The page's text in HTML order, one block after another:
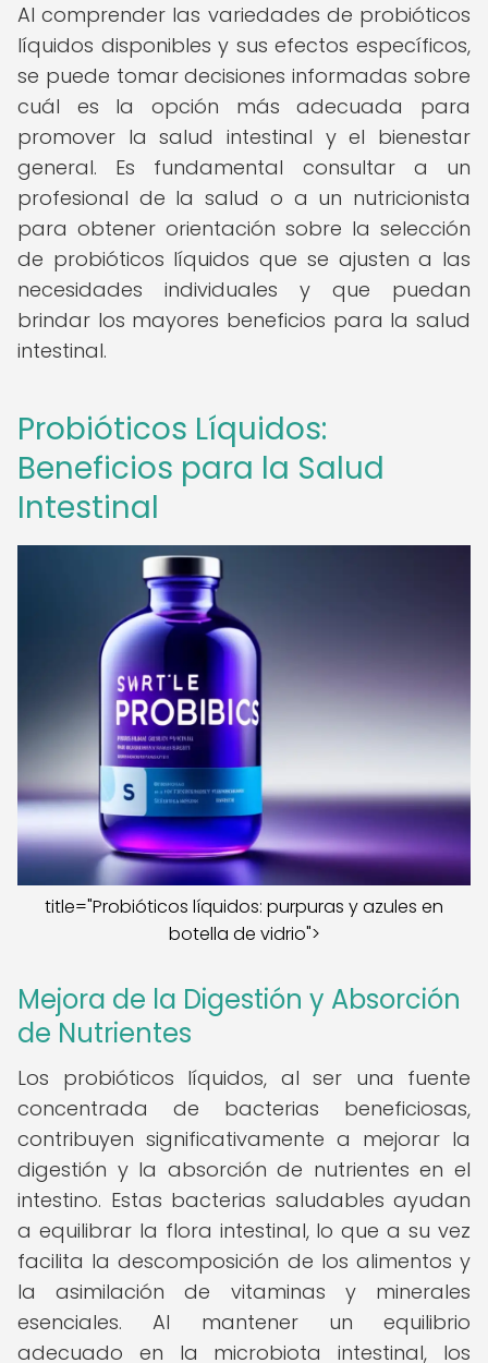
Al comprender las variedades de probióticos
líquidos disponibles y sus efectos específicos,
se puede tomar decisiones informadas sobre
cuál es la opción más adecuada para
promover la salud intestinal y el bienestar
general. Es fundamental consultar a un
profesional de la salud o a un nutricionista
para obtener orientación sobre la selección
de probióticos líquidos que se ajusten a las
necesidades individuales y que puedan
brindar los mayores beneficios para la salud
intestinal.
Probióticos Líquidos:
Beneficios para la Salud
Intestinal
title="Probióticos líquidos: purpuras y azules en
botella de vidrio">
Mejora de la Digestión y Absorción
de Nutrientes
Los probióticos líquidos, al ser una fuente
concentrada de bacterias beneficiosas,
contribuyen significativamente a mejorar la
digestión y la absorción de nutrientes en el
intestino. Estas bacterias saludables ayudan
a equilibrar la flora intestinal, lo que a su vez
facilita la descomposición de los alimentos y
la asimilación de vitaminas y minerales
esenciales. Al mantener un equilibrio
adecuado en la microbiota intestinal, los